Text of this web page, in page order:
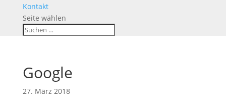
Kontakt
Seite wählen
Google
27. März 2018